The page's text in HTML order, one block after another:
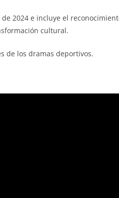
2024 e incluye el
cultural.
de los dramas deportivos.